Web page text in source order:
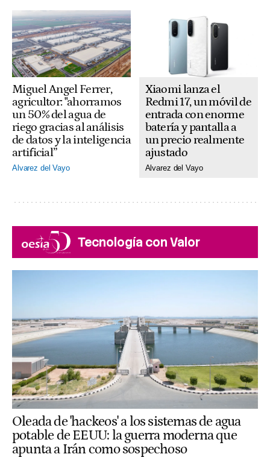
Miguel Angel Ferrer,
agricultor: "ahorramos
un 50% del agua de
riego gracias al análisis
de datos y la inteligencia
artificial”
Alvarez del Vayo
Xiaomi lanza el
Redmi 17, un móvil de
entrada con enorme
batería y pantalla a
un precio realmente
ajustado
Alvarez del Vayo
Tecnología con Valor
Oleada de 'hackeos' a los sistemas de agua
potable de EEUU: la guerra moderna que
apunta a Irán como sospechoso